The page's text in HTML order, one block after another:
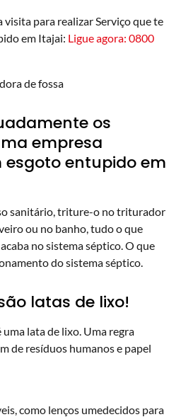
visita para realizar Serviço que te
em Itajai: Ligue agora: 0800
os
empresa
esgoto entupido em
sanitário, triture-o no triturador
ou no banho, tudo o que
no sistema séptico. O que
do sistema séptico.
latas de lixo!
lata de lixo. Uma regra
de resíduos humanos e papel
como lenços umedecidos para